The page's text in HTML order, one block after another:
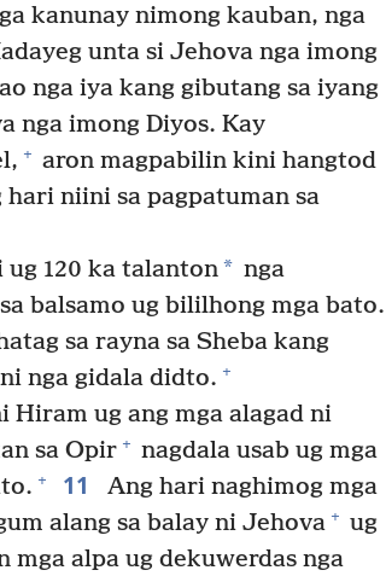
kanunay nimong kauban, nga
unta si Jehova nga imong
nga iya kang gibutang sa iyang
nga imong Diyos. Kay
+ aron magpabilin kini hangtod
niini sa pagpatuman sa
ug 120 ka talanton* nga
balsamo ug bililhong mga bato.
sa rayna sa Sheba kang
nga gidala didto. +
Hiram ug ang mga alagad ni
sa Opir + nagdala usab ug mga
+ 11
Ang hari naghimog mga
alang sa balay ni Jehova + ug
mga alpa ug dekuwerdas nga